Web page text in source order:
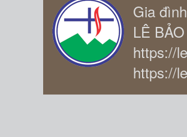
Gia đình
LÊ
https://
https://